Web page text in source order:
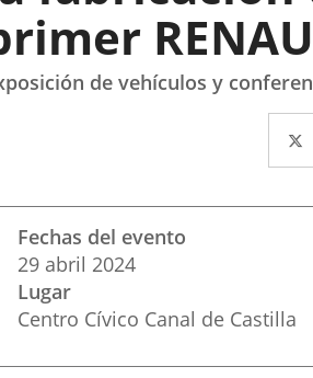
de vehículos y
del
evento
Fechas del evento
29 abril 2024
Lugar
Centro Cívico Canal de Castilla